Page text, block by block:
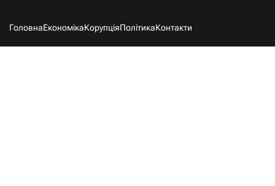
ГоловнаЕкономікаКорупціяПолітикаКонтакти